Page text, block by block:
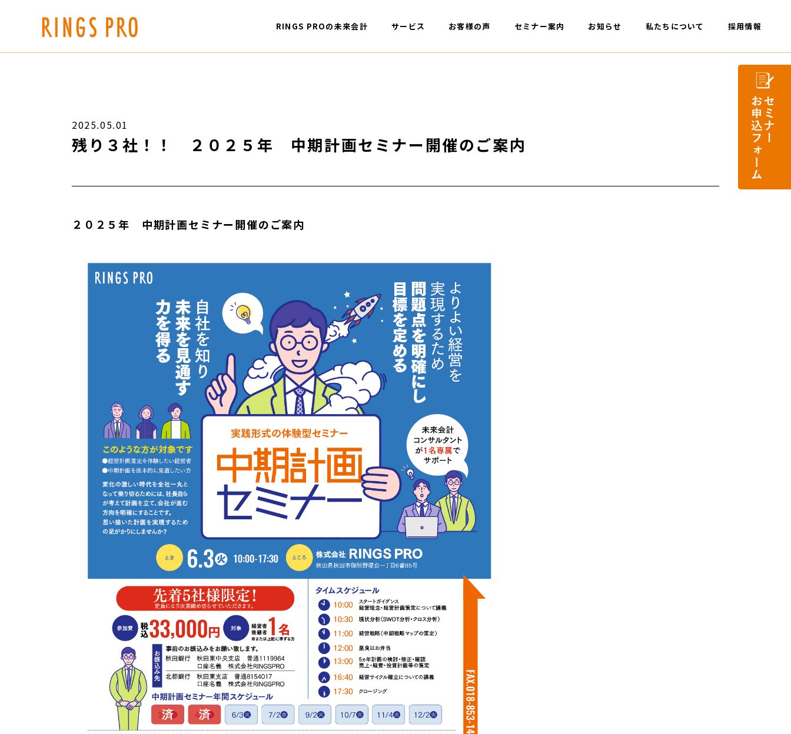
RINGS PROの未来会計 サービス お客様の声 セミナー案内 お知らせ 私たちについて 採用情報
2025.05.01
残り３社！！ ２０２５年 中期計画セミナー開催のご案内
２０２５年 中期計画セミナー開催のご案内